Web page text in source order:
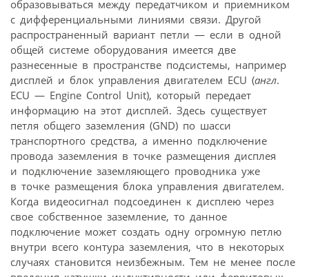
образовываться между передатчиком и приемником
с дифференциальными линиями связи. Другой
распространенный вариант петли — если в одной
общей системе оборудования имеется две
разнесенные в пространстве подсистемы, например
дисплей и блок управления двигателем ECU (англ.
ECU — Engine Control Unit), который передает
информацию на этот дисплей. Здесь существует
петля общего заземления (GND) по шасси
транспортного средства, а именно подключение
провода заземления в точке размещения дисплея
и подключение заземляющего проводника уже
в точке размещения блока управления двигателем.
Когда видеосигнал подсоединен к дисплею через
свое собственное заземление, то данное
подключение может создать одну огромную петлю
внутри всего контура заземления, что в некоторых
случаях становится неизбежным. Тем не менее после